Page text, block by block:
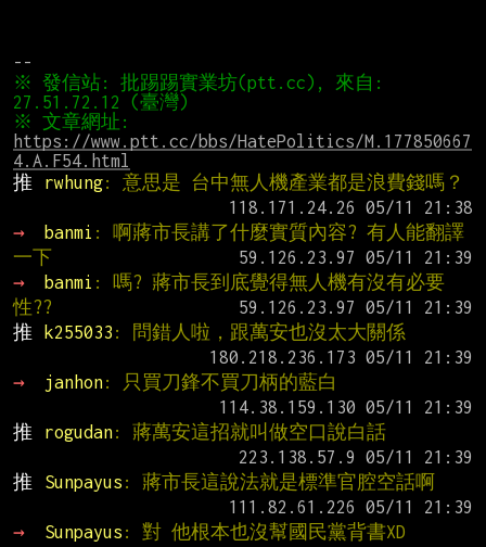
※ 發信站: 批踢踢實業坊(ptt.cc), 來自:
https://www.ptt.cc/bbs/HatePolitics/M.177850667
4.A.F54.html
推
rwhung: 意思是 台中無人機產業都是浪費錢嗎？
→
banmi : 啊蔣市長講了什麼實質內容? 有人能翻譯
一下
→
banmi : 嗎? 蔣市長到底覺得無人機有沒有必要
性??
推
k255033 : 問錯人啦，跟萬安也沒太大關係
→
janhon: 只買刀鋒不買刀柄的藍白
推
rogudan: 蔣萬安這招就叫做空口說白話
推
Sunpayus : 蔣市長這說法就是標準官腔空話啊
→
Sunpayus : 對 他根本也沒幫國民黨背書XD